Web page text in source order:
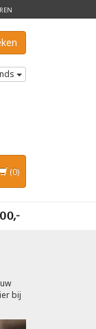
(0)
bij